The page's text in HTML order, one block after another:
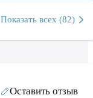
Показать всех (82)
Оставить отзыв